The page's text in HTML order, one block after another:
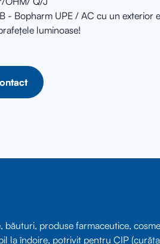
- Bopharm UPE / AC cu un exterior
luminoase!
produse farmaceutice,
la îndoire, potrivit pentru CIP